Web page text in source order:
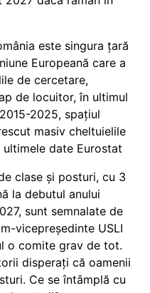
este singura țară
Europeană care a
de cercetare,
de locuitor, în ultimul
2025, spațiul
masiv cheltuielile
date Eurostat
clase și posturi, cu 3
la debutul anului
sunt semnalate de
vicepreședinte USLI
o comite grav de tot.
disperați că oamenii
Ce se întâmplă cu